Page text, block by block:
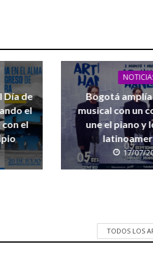
Día de
el
el
Bogotá amplía
musical con un
une el piano y
17/07/
TODOS LOS